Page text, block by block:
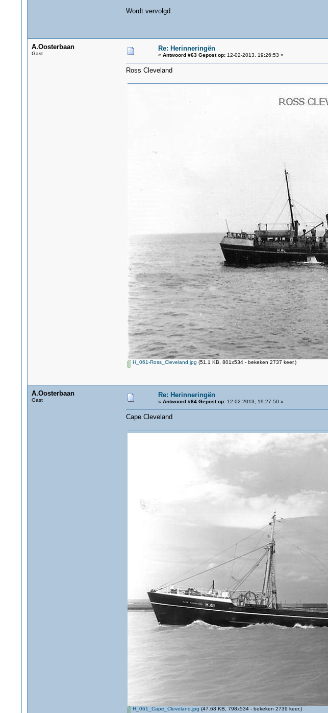
Wordt vervolgd.
A.Oosterbaan
Gast
Re: Herinneringën
« Antwoord #63 Gepost op:12-02-2013, 19:26:53 »
Ross Cleveland
H_061-Ross_Cleveland.jpg (51.1 KB, 801x534 - bekeken 2737 keer.)
A.Oosterbaan
Gast
Re: Herinneringën
« Antwoord #64 Gepost op:12-02-2013, 19:27:50 »
Cape Cleveland
H_061_Cape_Cleveland.jpg (47.68 KB, 798x534 - bekeken 2739 keer.)